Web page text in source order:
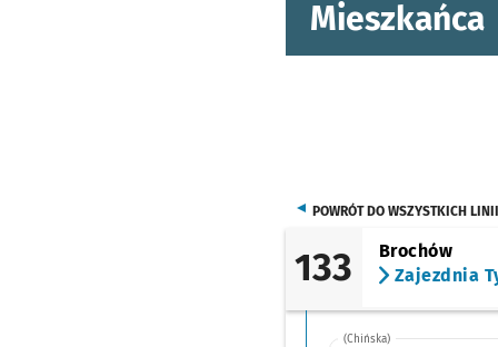
Mieszkańca
POWRÓT DO WSZYSTKICH LINII
133
Brochów
Zajezdnia
(Chińska)